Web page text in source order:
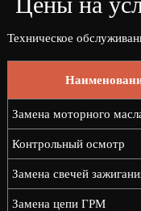
Техническое
Замена моторного
Контрольный осмотр
Замена свечей
Замена цепи ГРМ